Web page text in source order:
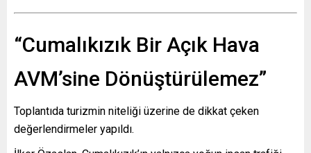
“Cumalıkızık Bir Açık Hava
AVM’sine Dönüştürülemez”
Toplantıda turizmin niteliği üzerine de dikkat çeken
değerlendirmeler yapıldı.